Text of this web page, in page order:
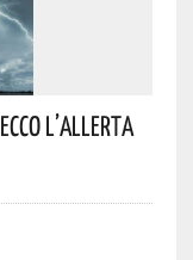
L’allerta